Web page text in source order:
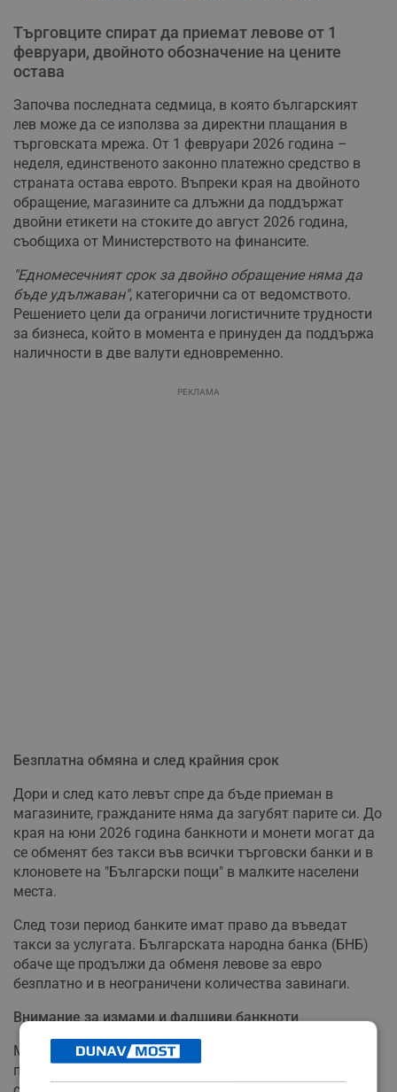
Търговците спират да приемат левове от 1
февруари, двойното обозначение на цените
остава
Започва последната седмица, в която българският
лев може да се използва за директни плащания в
търговската мрежа. От 1 февруари 2026 година –
неделя, единственото законно платежно средство в
страната остава еврото. Въпреки края на двойното
обращение, магазините са длъжни да поддържат
двойни етикети на стоките до август 2026 година,
съобщиха от Министерството на финансите.
"Едномесечният срок за двойно обращение няма да
бъде удължаван", категорични са от ведомството.
Решението цели да ограничи логистичните трудности
за бизнеса, който в момента е принуден да поддържа
наличности в две валути едновременно.
РЕКЛАМА
Безплатна обмяна и след крайния срок
Дори и след като левът спре да бъде приеман в
магазините, гражданите няма да загубят парите си. До
края на юни 2026 година банкноти и монети могат да
се обменят без такси във всички търговски банки и в
клоновете на "Български пощи" в малките населени
места.
След този период банките имат право да въведат
такси за услугата. Българската народна банка (БНБ)
обаче ще продължи да обменя левове за евро
безплатно и в неограничени количества завинаги.
Внимание за измами и фалшиви банкноти
МВР предупреждава за зачестили опити за измами в
последната фаза на прехода. Криминалистите